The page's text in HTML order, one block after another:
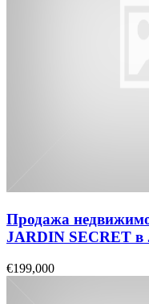
Продажа
JARDIN SECRET в
€199,000